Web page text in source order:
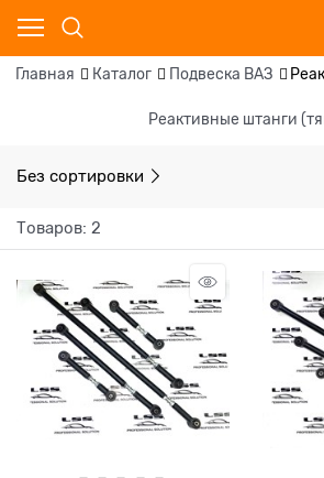
Главная Каталог Подвеска ВАЗ
Реактивные штанги
Без сортировки
Товаров: 2